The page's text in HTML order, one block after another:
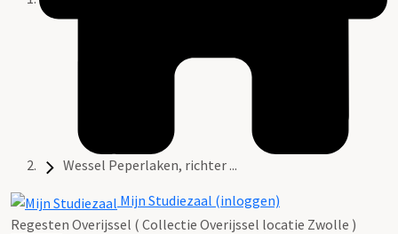
Wessel Peperlaken, richter ...
Mijn Studiezaal (inloggen)
Regesten Overijssel ( Collectie Overijssel locatie Zwolle )